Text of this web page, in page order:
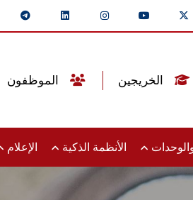
الأنظمة الذكية الإعلام